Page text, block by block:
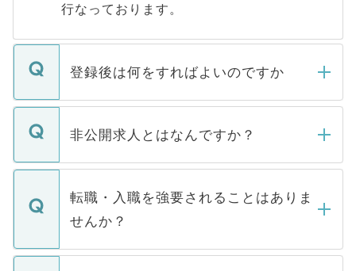
行なっております。
登録後は何をすればよいのですか
ご登録いただきましたら、弊社担当者がご
登録内容を確認し、その後メールもしくは
ます。通常、5営業日以内にはご連絡をせて
いただきますので、しばらくお待ちくださ
非公開求人とはなんですか？
マイナビDOCTORで取り扱っている求人の
うち約3割は、Webサイトからご覧いただ
けない「非公開求人」です。非公開求人は
下記の理由によって、一般には公開してい
ません。
転職・入職を強要されることはありま
せんか？
転職・入職を強要することは一切ありませ